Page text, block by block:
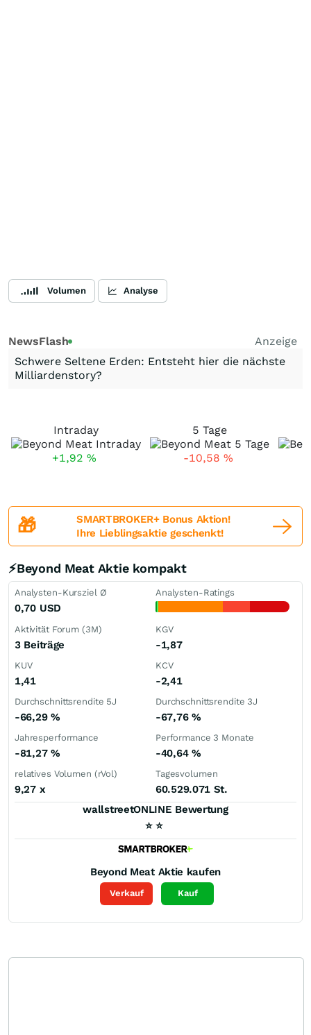
Volumen Analyse
NewsFlash
Anzeige
Schwere Seltene Erden: Entsteht hier die nächste
Milliardenstory?
Intraday
+1,92 %
5 Tage
-10,58 %
🎁
SMARTBROKER+ Bonus Aktion!
Ihre Lieblingsaktie geschenkt!
⚡Beyond Meat Aktie kompakt
Analysten-Kursziel Ø
0,70 USD
Analysten-Ratings
Aktivität Forum (3M)
3 Beiträge
KGV
-1,87
KUV
1,41
KCV
-2,41
Durchschnittsrendite 5J
-66,29 %
Durchschnittsrendite 3J
-67,76 %
Jahresperformance
-81,27 %
Performance 3 Monate
-40,64 %
relatives Volumen (rVol)
9,27 x
Tagesvolumen
60.529.071 St.
wallstreetONLINE Bewertung
⭐ ⭐
Beyond Meat Aktie kaufen
Verkauf Kauf